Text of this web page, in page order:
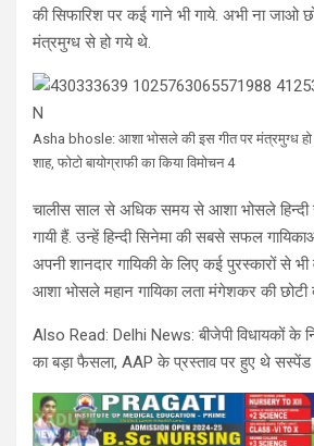
की सिफारिश पर कई गाने भी गाये. अभी ना जाओ
मंत्रमुग्ध से हो गये थे.
Asha bhosle: आशा भोसले की इस गीत पर मंत्रमुग्ध हो
शाह, फोटो बायोग्राफी का किया विमोचन 4
चालीस साल से अधिक समय से आशा भोसले
गायी हैं. उन्हें हिन्दी सिनेमा की सबसे सफल
अपनी शानदार गायिकी के लिए कई पुरस्कारों से भी
आशा भोसले महान गायिका लता मंगेशकर की छोटी
Also Read: Delhi News: बीजेपी विधायकों के
का बड़ा फैसला, AAP के प्रस्ताव पर हुए थे सस्पेंड